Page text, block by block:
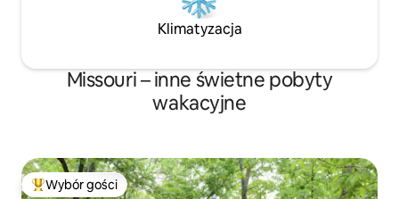
Klimatyzacja
Missouri – inne świetne pobyty
wakacyjne
Najpopularniejsze z kategorii Wybór gości
Wybór gości